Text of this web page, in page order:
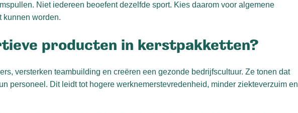
Niet iedereen beoefent dezelfde sport. Kies daarom voor algemene
kunnen worden.
producten in kerstpakketten?
versterken teambuilding en creëren een gezonde bedrijfscultuur. Ze tonen dat
personeel. Dit leidt tot hogere werknemerstevredenheid, minder ziekteverzuim en